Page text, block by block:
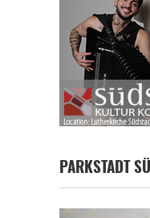
PARKSTADT